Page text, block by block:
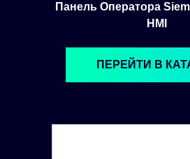
Панель Оператора
HMI
ПЕРЕЙТИ В